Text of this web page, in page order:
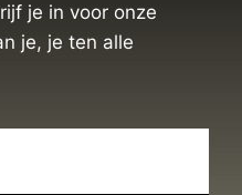
je in voor onze
je, je ten alle